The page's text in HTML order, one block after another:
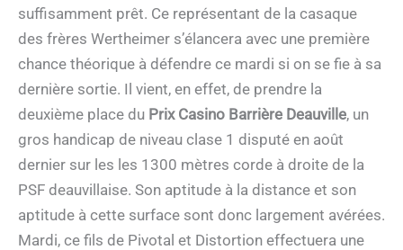
suffisamment prêt. Ce représentant de la casaque
des frères Wertheimer s’élancera avec une première
chance théorique à défendre ce mardi si on se fie à sa
dernière sortie. Il vient, en effet, de prendre la
deuxième place du Prix Casino Barrière Deauville, un
gros handicap de niveau clase 1 disputé en août
dernier sur les les 1300 mètres corde à droite de la
PSF deauvillaise. Son aptitude à la distance et son
aptitude à cette surface sont donc largement avérées.
Mardi, ce fils de Pivotal et Distortion effectuera une